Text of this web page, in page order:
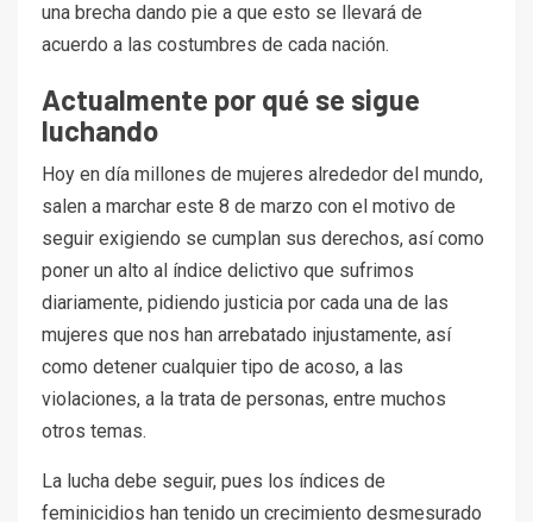
una brecha dando pie a que esto se llevará de
acuerdo a las costumbres de cada nación.
Actualmente por qué se sigue
luchando
Hoy en día millones de mujeres alrededor del mundo,
salen a marchar este 8 de marzo con el motivo de
seguir exigiendo se cumplan sus derechos, así como
poner un alto al índice delictivo que sufrimos
diariamente, pidiendo justicia por cada una de las
mujeres que nos han arrebatado injustamente, así
como detener cualquier tipo de acoso, a las
violaciones, a la trata de personas, entre muchos
otros temas.
La lucha debe seguir, pues los índices de
feminicidios han tenido un crecimiento desmesurado